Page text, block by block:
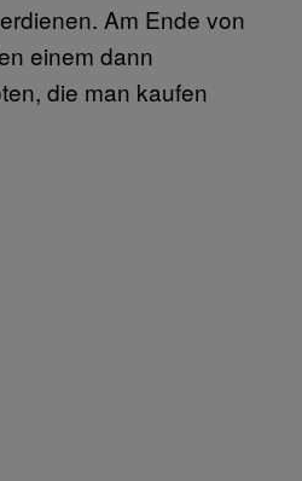
Am Ende von
einem dann
die man kaufen